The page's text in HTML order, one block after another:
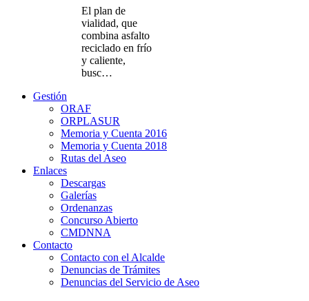
El plan de
vialidad, que
combina asfalto
reciclado en frío
y caliente,
busc…
Gestión
ORAF
ORPLASUR
Memoria y Cuenta 2016
Memoria y Cuenta 2018
Rutas del Aseo
Enlaces
Descargas
Galerías
Ordenanzas
Concurso Abierto
CMDNNA
Contacto
Contacto con el Alcalde
Denuncias de Trámites
Denuncias del Servicio de Aseo